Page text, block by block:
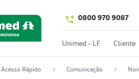
0800 970 9087
Unimed - LF Cliente
Acesso Rápido Comunicação